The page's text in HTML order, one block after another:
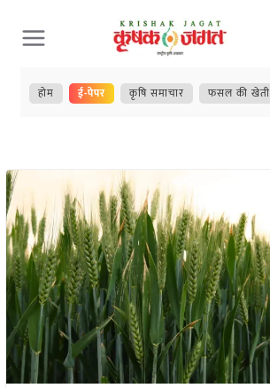
Skip
to
content
होम ई-पेपर कृषि समाचार फसल की खेती